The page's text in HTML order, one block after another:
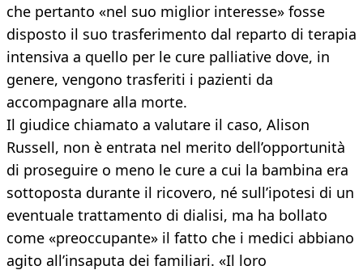
che pertanto «nel suo miglior interesse» fosse
disposto il suo trasferimento dal reparto di terapia
intensiva a quello per le cure palliative dove, in
genere, vengono trasferiti i pazienti da
accompagnare alla morte.
Il giudice chiamato a valutare il caso, Alison
Russell, non è entrata nel merito dell’opportunità
di proseguire o meno le cure a cui la bambina era
sottoposta durante il ricovero, né sull’ipotesi di un
eventuale trattamento di dialisi, ma ha bollato
come «preoccupante» il fatto che i medici abbiano
agito all’insaputa dei familiari. «Il loro